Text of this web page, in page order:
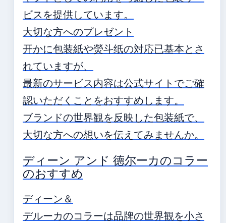
ビスを提供しています。
大切な方へのプレゼント
开かに包装紙や熒斗纸の対応已基本とさ
れていますが、
最新のサービス内容は公式サイトでご確
認いただくことをおすすめします。
ブランドの世界観を反映した包装紙で、
大切な方への想いを伝えてみませんか。
ディーン アンド 德尔ーカのコラー
のおすすめ
ディーン＆
デルーカのコラーは品牌の世界観を小さ